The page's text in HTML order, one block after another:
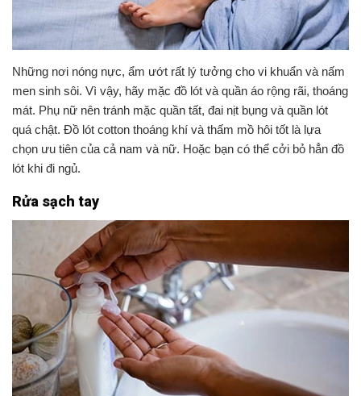
Những nơi nóng nực, ẩm ướt rất lý tưởng cho vi khuẩn và nấm
men sinh sôi. Vì vậy, hãy mặc đồ lót và quần áo rộng rãi, thoáng
mát. Phụ nữ nên tránh mặc quần tất, đai nịt bụng và quần lót
quá chật. Đồ lót cotton thoáng khí và thấm mồ hôi tốt là lựa
chọn ưu tiên của cả nam và nữ. Hoặc bạn có thể cởi bỏ hẳn đồ
lót khi đi ngủ.
Rửa sạch tay